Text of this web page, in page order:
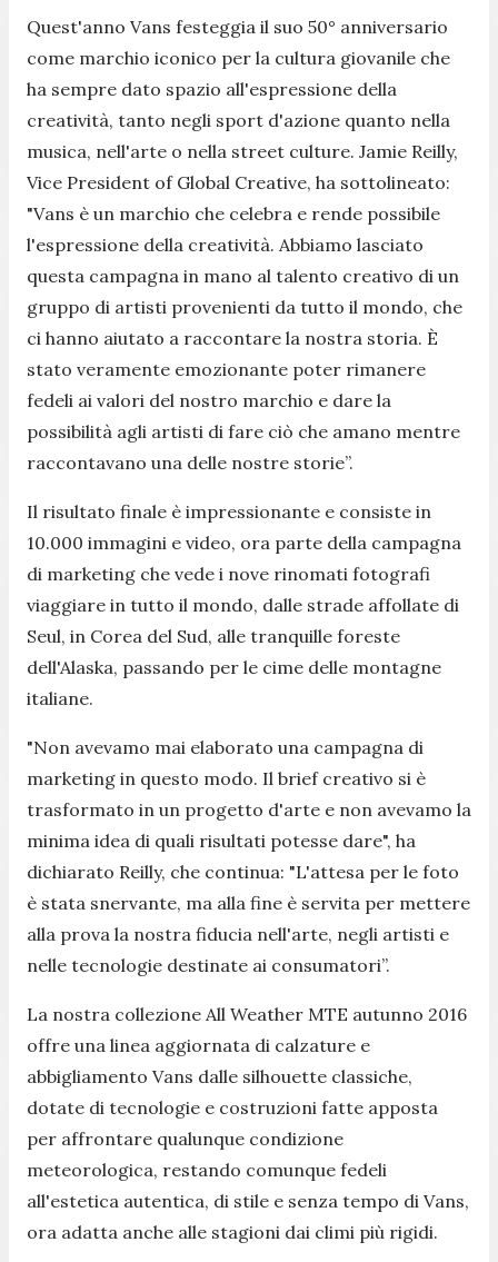
Quest'anno Vans festeggia il suo 50° anniversario
come marchio iconico per la cultura giovanile che
ha sempre dato spazio all'espressione della
creatività, tanto negli sport d'azione quanto nella
musica, nell'arte o nella street culture. Jamie Reilly,
Vice President of Global Creative, ha sottolineato:
"Vans è un marchio che celebra e rende possibile
l'espressione della creatività. Abbiamo lasciato
questa campagna in mano al talento creativo di un
gruppo di artisti provenienti da tutto il mondo, che
ci hanno aiutato a raccontare la nostra storia. È
stato veramente emozionante poter rimanere
fedeli ai valori del nostro marchio e dare la
possibilità agli artisti di fare ciò che amano mentre
raccontavano una delle nostre storie”.
Il risultato finale è impressionante e consiste in
10.000 immagini e video, ora parte della campagna
di marketing che vede i nove rinomati fotografi
viaggiare in tutto il mondo, dalle strade affollate di
Seul, in Corea del Sud, alle tranquille foreste
dell'Alaska, passando per le cime delle montagne
italiane.
"Non avevamo mai elaborato una campagna di
marketing in questo modo. Il brief creativo si è
trasformato in un progetto d'arte e non avevamo la
minima idea di quali risultati potesse dare", ha
dichiarato Reilly, che continua: "L'attesa per le foto
è stata snervante, ma alla fine è servita per mettere
alla prova la nostra fiducia nell'arte, negli artisti e
nelle tecnologie destinate ai consumatori”.
La nostra collezione All Weather MTE autunno 2016
offre una linea aggiornata di calzature e
abbigliamento Vans dalle silhouette classiche,
dotate di tecnologie e costruzioni fatte apposta
per affrontare qualunque condizione
meteorologica, restando comunque fedeli
all'estetica autentica, di stile e senza tempo di Vans,
ora adatta anche alle stagioni dai climi più rigidi.